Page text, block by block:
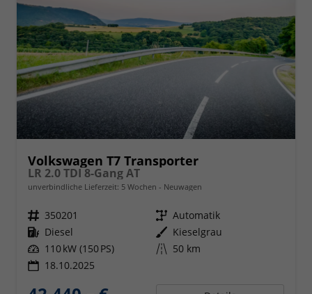
Volkswagen T7 Transporter
LR 2.0 TDI 8-Gang AT
unverbindliche Lieferzeit: 5 Wochen Neuwagen
Fahrzeugnr. 350201 Getriebe Automatik
Kraftstoff Diesel Außenfarbe Kieselgrau
Leistung 110 kW (150 PS) Kilometerstand 50 km
18.10.2025